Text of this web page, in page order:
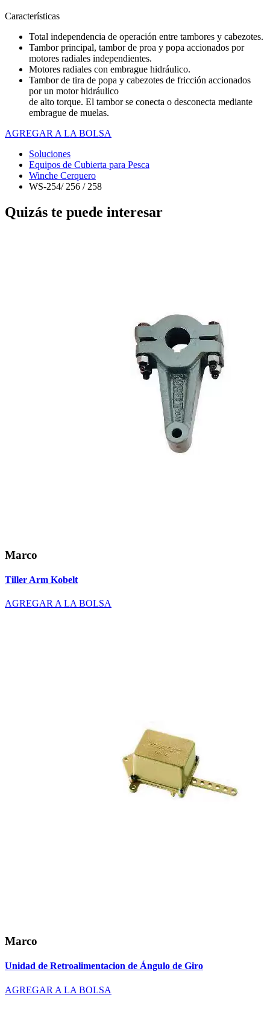
Características
Total independencia de operación entre tambores y cabezotes.
Tambor principal, tambor de proa y popa accionados por
motores radiales independientes.
Motores radiales con embrague hidráulico.
Tambor de tira de popa y cabezotes de fricción accionados
por un motor hidráulico
de alto torque. El tambor se conecta o desconecta mediante
embrague de muelas.
AGREGAR A LA BOLSA
Soluciones
Equipos de Cubierta para Pesca
Winche Cerquero
WS-254/ 256 / 258
Quizás te puede interesar
Marco
Tiller Arm Kobelt
AGREGAR A LA BOLSA
Marco
Unidad de Retroalimentacion de Ángulo de Giro
AGREGAR A LA BOLSA